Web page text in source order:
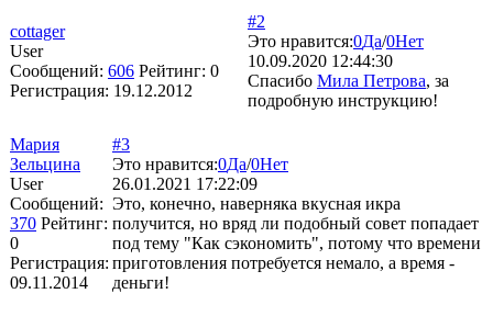
cottager
User
Сообщений: 606 Рейтинг: 0
Регистрация: 19.12.2012
#2
Это нравится:0Да/0Нет
10.09.2020 12:44:30
Спасибо Мила Петрова, за
подробную инструкцию!
Мария
Зельцина
User
Сообщений:
370 Рейтинг:
0
Регистрация:
09.11.2014
#3
Это нравится:0Да/0Нет
26.01.2021 17:22:09
Это, конечно, наверняка вкусная икра
получится, но вряд ли подобный совет попадает
под тему "Как сэкономить", потому что времени
приготовления потребуется немало, а время -
деньги!